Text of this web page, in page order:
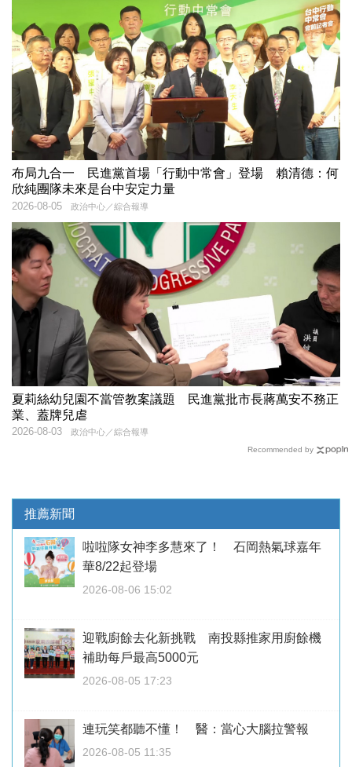
布局九合一 民進黨首場「行動中常會」登場 賴清德：何
欣純團隊未來是台中安定力量
政治中心／綜合報導
2026-08-05
夏莉絲幼兒園不當管教案議題 民進黨批市長蔣萬安不務正
業、蓋牌兒虐
政治中心／綜合報導
2026-08-03
Recommended by
推薦新聞
啦啦隊女神李多慧來了！ 石岡熱氣球嘉年
華8/22起登場
2026-08-06 15:02
迎戰廚餘去化新挑戰 南投縣推家用廚餘機
補助每戶最高5000元
2026-08-05 17:23
連玩笑都聽不懂！ 醫：當心大腦拉警報
2026-08-05 11:35